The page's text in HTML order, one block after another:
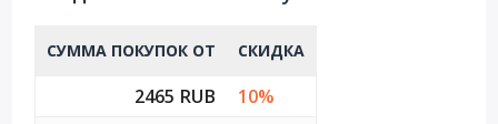
СУММА ПОКУПОК ОТ СКИДКА
2465 RUB
10%